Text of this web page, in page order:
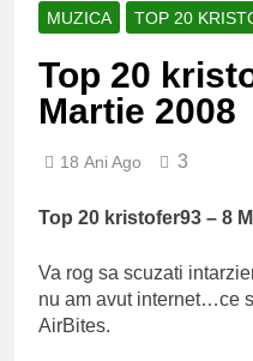
MUZICA TOP 20
Top 20
Martie 2008
18 Ani Ago 3
Top 20 kristofer93 – 8
Va rog sa scuzati
nu am avut internet…ce
AirBites.